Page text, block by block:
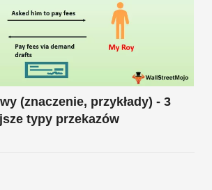
(znaczenie, przykłady) - 3
typy przekazów